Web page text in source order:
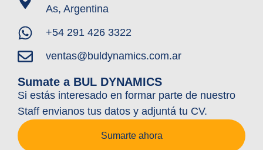
As, Argentina
+54 291 426 3322
ventas@buldynamics.com.ar
Sumate a BUL DYNAMICS
Si estás interesado en formar parte de nuestro
Staff envianos tus datos y adjuntá tu CV.
Sumarte ahora